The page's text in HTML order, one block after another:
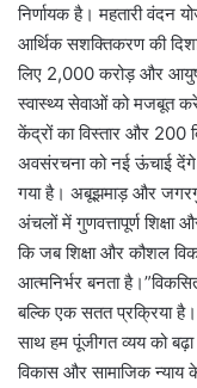
निर्णायक है। महतारी वंदन
आर्थिक सशक्तिकरण की
लिए 2,000 करोड़ और
स्वास्थ्य सेवाओं को मजबूत
केंद्रों का विस्तार और 200
अवसंरचना को नई ऊंचाई
गया है। अबूझमाड़ और
अंचलों में गुणवत्तापूर्ण
कि जब शिक्षा और कौशल
आत्मनिर्भर बनता
बल्कि एक सतत प्रक्रिया है।
साथ हम पूंजीगत व्यय को
विकास और सामाजिक न्याय